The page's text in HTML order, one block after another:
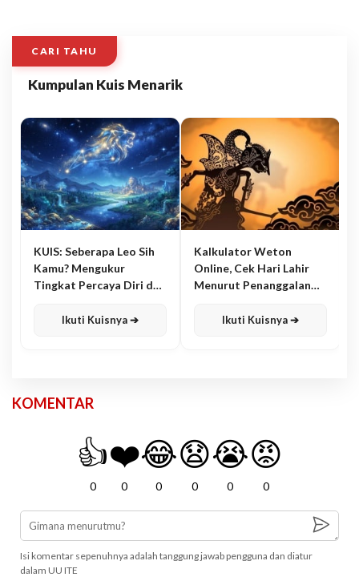
CARI TAHU
Kumpulan Kuis Menarik
KUIS: Seberapa Leo Sih
Kamu? Mengukur
Tingkat Percaya Diri dan
Ikuti Kuisnya ➔
Kalkulator Weton
Online, Cek Hari Lahir
Menurut Penanggalan
Ikuti Kuisnya ➔
KOMENTAR
👍
0
❤️
0
😂
0
😧
0
😭
0
😡
0
Isi komentar sepenuhnya adalah tanggung jawab pengguna dan diatur
dalam UU ITE